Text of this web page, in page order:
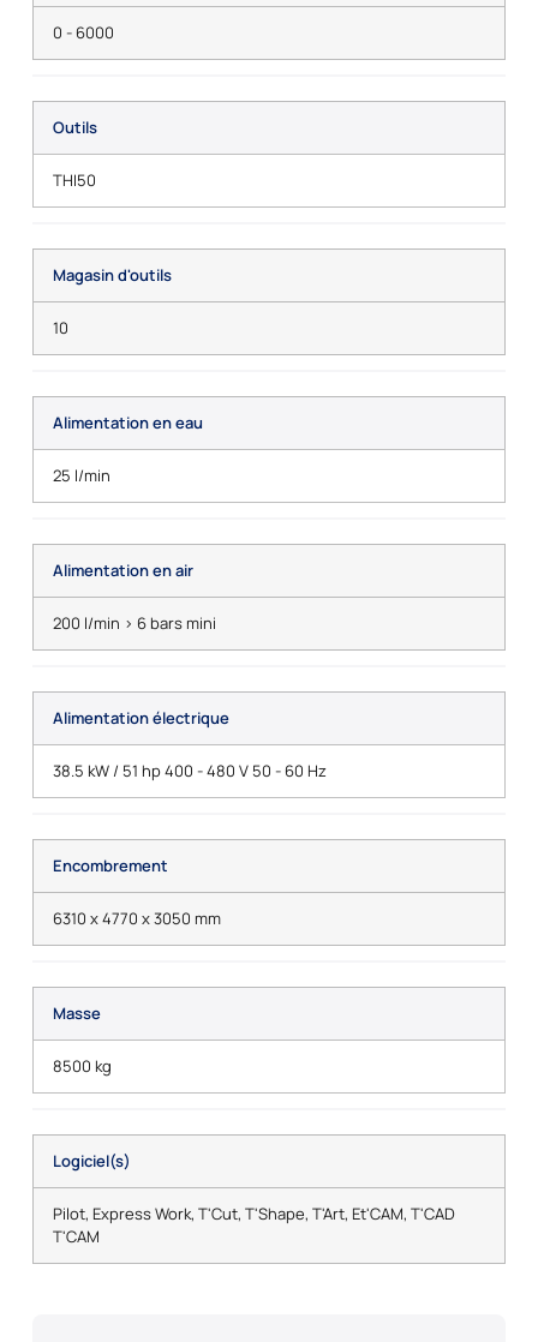
0 - 6000
Outils
THI50
Magasin d'outils
10
Alimentation en eau
25 l/min
Alimentation en air
200 l/min > 6 bars mini
Alimentation électrique
38.5 kW / 51 hp 400 - 480 V 50 - 60 Hz
Encombrement
6310 x 4770 x 3050 mm
Masse
8500 kg
Logiciel(s)
Pilot, Express Work, T'Cut, T'Shape, T'Art, Et'CAM, T'CAD
T'CAM